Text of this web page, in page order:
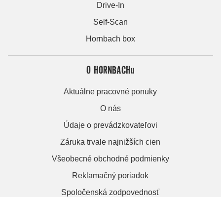
Drive-In
Self-Scan
Hornbach box
O HORNBACHu
Aktuálne pracovné ponuky
O nás
Údaje o prevádzkovateľovi
Záruka trvale najnižších cien
Všeobecné obchodné podmienky
Reklamačný poriadok
Spoločenská zodpovednosť